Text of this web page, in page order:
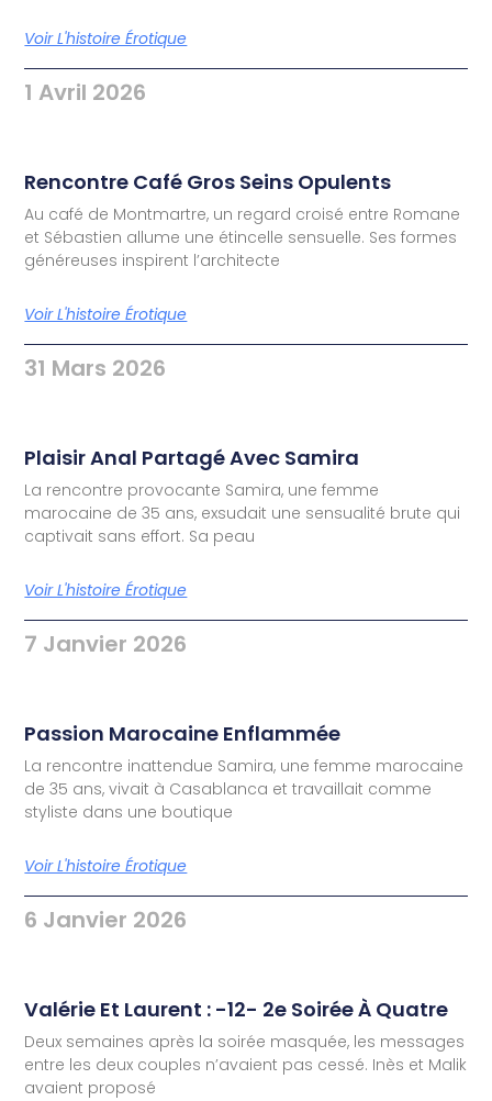
Voir L'histoire Érotique
1 Avril 2026
Rencontre Café Gros Seins Opulents
Au café de Montmartre, un regard croisé entre Romane
et Sébastien allume une étincelle sensuelle. Ses formes
généreuses inspirent l’architecte
Voir L'histoire Érotique
31 Mars 2026
Plaisir Anal Partagé Avec Samira
La rencontre provocante Samira, une femme
marocaine de 35 ans, exsudait une sensualité brute qui
captivait sans effort. Sa peau
Voir L'histoire Érotique
7 Janvier 2026
Passion Marocaine Enflammée
La rencontre inattendue Samira, une femme marocaine
de 35 ans, vivait à Casablanca et travaillait comme
styliste dans une boutique
Voir L'histoire Érotique
6 Janvier 2026
Valérie Et Laurent : -12- 2e Soirée À Quatre
Deux semaines après la soirée masquée, les messages
entre les deux couples n’avaient pas cessé. Inès et Malik
avaient proposé